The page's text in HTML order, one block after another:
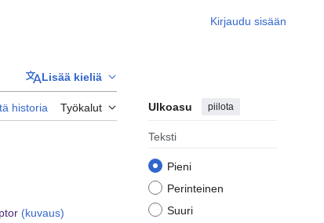
Kirjaudu sisään
Lisää kieliä
historia Työkalut Ulkoasu piilota
Teksti
Pieni
Perinteinen
Suuri
(kuvaus)